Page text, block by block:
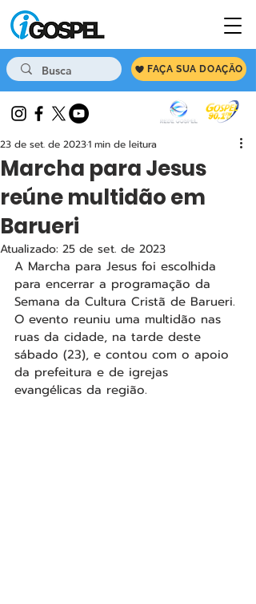
FAÇA SUA DOAÇÃO
Marcha para Jesus
reúne multidão em
Barueri
23 de set. de 20231 min de leitura
Atualizado: 25 de set. de 2023
A Marcha para Jesus foi escolhida
para encerrar a programação da
Semana da Cultura Cristã de Barueri.
O evento reuniu uma multidão nas
ruas da cidade, na tarde deste
sábado (23), e contou com o apoio
da prefeitura e de igrejas
evangélicas da região.